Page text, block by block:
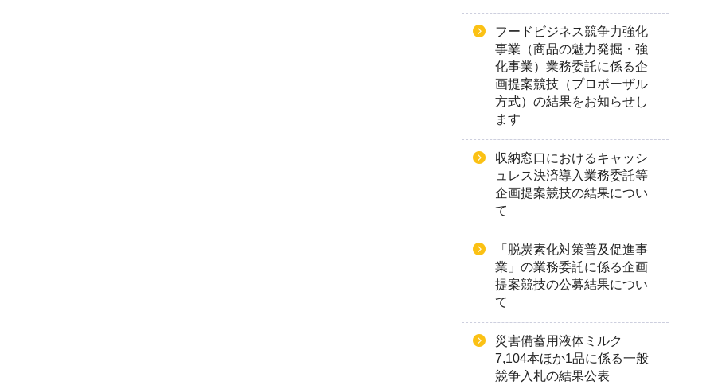
フードビジネス競争力強化
事業（商品の魅力発掘・強
化事業）業務委託に係る企
画提案競技（プロポーザル
方式）の結果をお知らせし
ます
収納窓口におけるキャッシ
ュレス決済導入業務委託等
企画提案競技の結果につい
て
「脱炭素化対策普及促進事
業」の業務委託に係る企画
提案競技の公募結果につい
て
災害備蓄用液体ミルク
7,104本ほか1品に係る一般
競争入札の結果公表